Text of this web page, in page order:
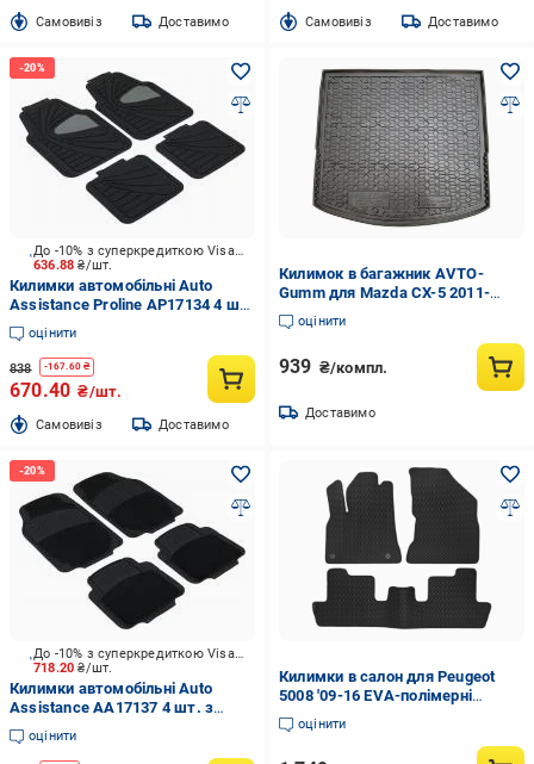
Cамовивіз Доставимо Cамовивіз Доставимо
636.88₴/шт.
До -10% з суперкредиткою Visa Вигода
Килимки автомобільні Auto
Assistance Proline AP17134 4 шт.
універсальні
оцінити
838 -167.60 ₴
670.40 ₴/шт.
Cамовивіз Доставимо
Килимок в багажник AVTO-
Gumm для Mazda CX-5 2011-
збільшений (211863)
оцінити
939 ₴/компл.
Доставимо
718.20₴/шт.
До -10% з суперкредиткою Visa Вигода
Килимки автомобільні Auto
Assistance AA17137 4 шт. з
текстильними вставками
універсальні
оцінити
Килимки в салон для Peugeot
5008 '09-16 EVA-полімерні
Чорний
оцінити